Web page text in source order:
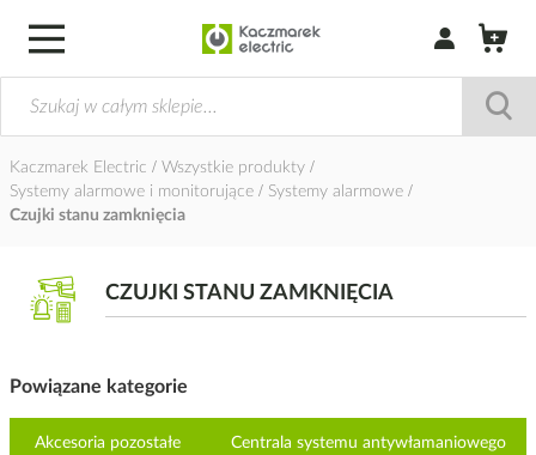
Zaloguj się /
Kaczmarek Electric
Wszystkie produkty
Systemy alarmowe i monitorujące
Systemy alarmowe
Czujki stanu zamknięcia
CZUJKI STANU ZAMKNIĘCIA
Powiązane kategorie
Akcesoria pozostałe Centrala systemu antywłamaniowego